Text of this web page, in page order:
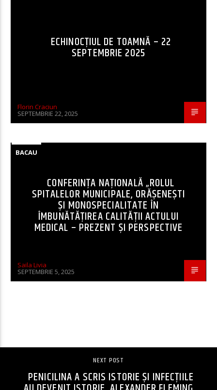
ECHINOCȚIUL DE TOAMNĂ – 22
SEPTEMBRIE 2025
Florin Craciun
SEPTEMBRIE 22, 2025
BACAU
CONFERINȚA NAȚIONALĂ „ROLUL
SPITALELOR MUNICIPALE, ORĂȘENEȘTI
ȘI MONOSPECIALITATE ÎN
ÎMBUNĂTĂȚIREA CALITĂȚII ACTULUI
MEDICAL – PREZENT ȘI PERSPECTIVE
Saila Livia
SEPTEMBRIE 5, 2025
NEXT POST
PENICILINA A SCRIS ISTORIE ȘI INFECȚIILE